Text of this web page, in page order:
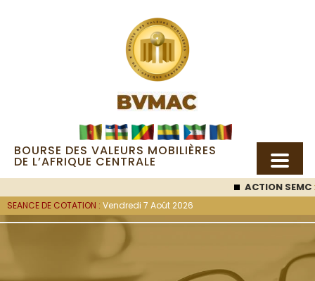
BOURSE DES VALEURS MOBILIÈRES
DE L’AFRIQUE CENTRALE
ACTION SEMC:
SEANCE DE COTATION : Vendredi 7 Août 2026